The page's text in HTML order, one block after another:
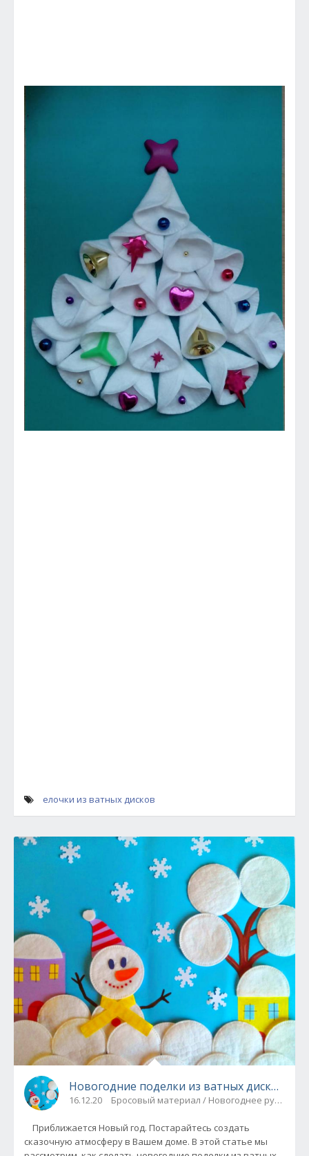
елочки из ватных дисков
Новогодние поделки из ватных дисков (8
16.12.20 Бросовый материал / Новогоднее
Приближается Новый год. Постарайтесь создать
сказочную атмосферу в Вашем доме. В этой статье мы